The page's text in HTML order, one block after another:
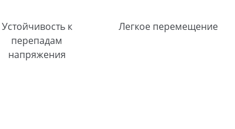
Устойчивость к
перепадам
напряжения
Легкое перемещение